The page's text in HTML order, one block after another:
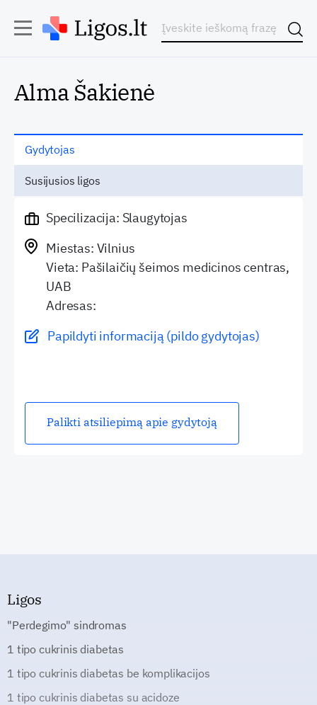
Alma Šakienė
Gydytojas
Susijusios ligos
Specilizacija: Slaugytojas
Miestas: Vilnius
Vieta: Pašilaičių šeimos medicinos centras,
UAB
Adresas:
Papildyti informaciją (pildo gydytojas)
Palikti atsiliepimą apie gydytoją
Ligos
"Perdegimo" sindromas
1 tipo cukrinis diabetas
1 tipo cukrinis diabetas be komplikacijos
1 tipo cukrinis diabetas su acidoze